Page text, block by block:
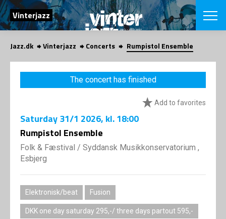
SEARCH
Vinterjazz
Danish
CHOOSE
COPENHAGEN
Concerts
App
About us
SHOP
Jazz.dk Vinterjazz Concerts Rumpistol Ensemble
The concert has finished
Add to favorites
Saturday31/1 2026, kl. 18:00
Rumpistol Ensemble
Folk & Fæstival / Syddansk Musikkonservatorium ,
Esbjerg
Elektronisk/beat Fusion
DKK one day saturday 295,-/ three days partout 595,-